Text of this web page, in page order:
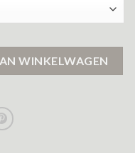
WINKELWAGEN